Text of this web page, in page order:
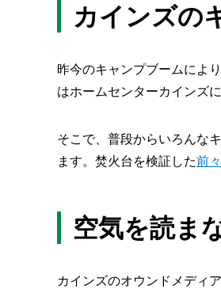
カインズの
昨今のキャンプブームによ
はホームセンターカインズ
そこで、普段からいろんな
ます。焚火台を検証した前
空気を読ま
カインズのオウンドメディ